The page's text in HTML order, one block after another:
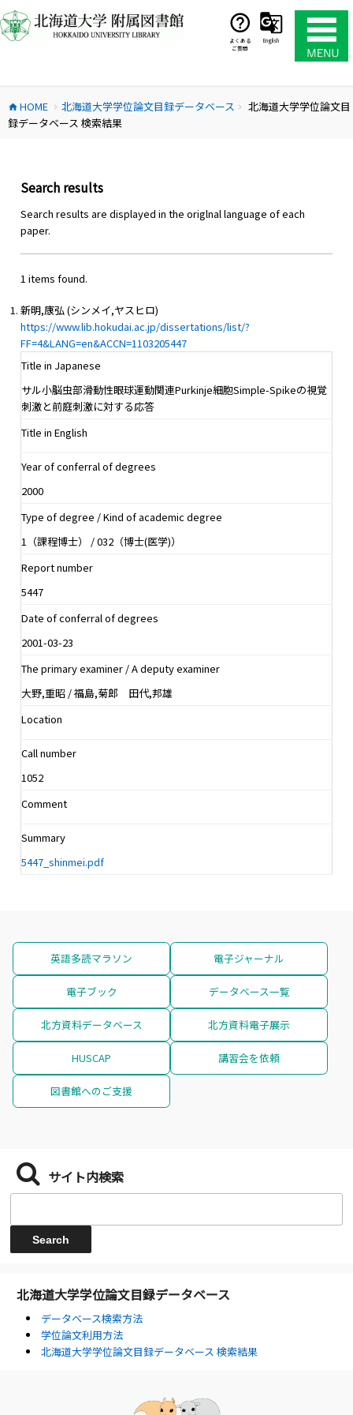
ン
テ
ス
キ
よくある
ご質問
English
home HOME chevron_right 北海道大学学位論文目録データベース chevron_right
北海道大学学位論文目
録データベース 検索結果
Search results
Search results are displayed in the origlnal language of each
paper.
1 items found.
新明,康弘 (シンメイ,ヤスヒロ)
https://www.lib.hokudai.ac.jp/dissertations/list/?
FF=4&LANG=en&ACCN=1103205447
Title in Japanese
サル小脳虫部滑動性眼球運動関連Purkinje細胞Simple-Spikeの視覚
刺激と前庭刺激に対する応答
Title in English
Year of conferral of degrees
2000
Type of degree / Kind of academic degree
1（課程博士） / 032（博士(医学)）
Report number
5447
Date of conferral of degrees
2001-03-23
The primary examiner / A deputy examiner
大野,重昭 / 福島,菊郎 田代,邦雄
Location
Call number
1052
Comment
Summary
5447_shinmei.pdf
英語多読マラソン 電子ジャーナル
電子ブック データベース一覧
北方資料データベース 北方資料電子展示
HUSCAP 講習会を依頼
図書館へのご支援
サイト内検索
北海道大学学位論文目録データベース
データベース検索方法
学位論文利用方法
北海道大学学位論文目録データベース 検索結果